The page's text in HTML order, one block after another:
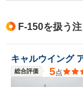
F-150を扱う
キャルウイング
総合評価 5点